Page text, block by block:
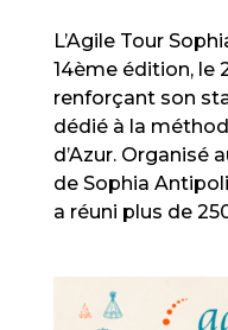
L’Agile Tour
14ème édition, le
renforçant son
dédié à la
d’Azur. Organisé
de Sophia
a réuni plus de